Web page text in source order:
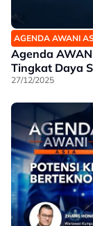
AGENDA AWANI
Agenda
Tingkat Daya
27/12/2025